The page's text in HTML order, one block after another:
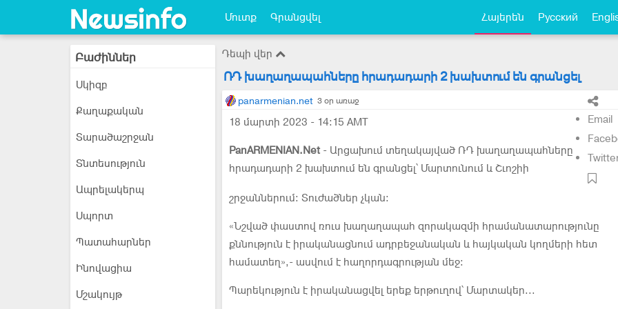
Մուտք Գրանցվել Հայերեն Русский
Բաժիններ
Սկիզբ
Քաղաքական
Տարածաշրջան
Տնտեսություն
Ապրելակերպ
Սպորտ
Պատահարներ
Ինովացիա
Մշակույթ
Դեպի վեր
ՌԴ խաղաղապահները հրադադարի 2 խախտում են գրանցել
panarmenian.net 3 օր առաջ
Email
18 մարտի 2023 - 14:15 AMT
PanARMENIAN.Net - Արցախում տեղակայված ՌԴ խաղաղապահները
հրադադարի 2 խախտում են գրանցել՝ Մարտունում և Շւոշիի
շրջաններում։ Տուժածներ չկան։
«Նշված փաստով ռուս խաղաղապահ զորակազմի հրամանատարությունը
քննություն է իրականացնում ադրբեջանական և հայկական կողմերի հետ
համատեղ»,- ասվում է հաղորդագրության մեջ։
Պարեկություն է իրականացվել երեք երթուղով՝ Մարտակեր...